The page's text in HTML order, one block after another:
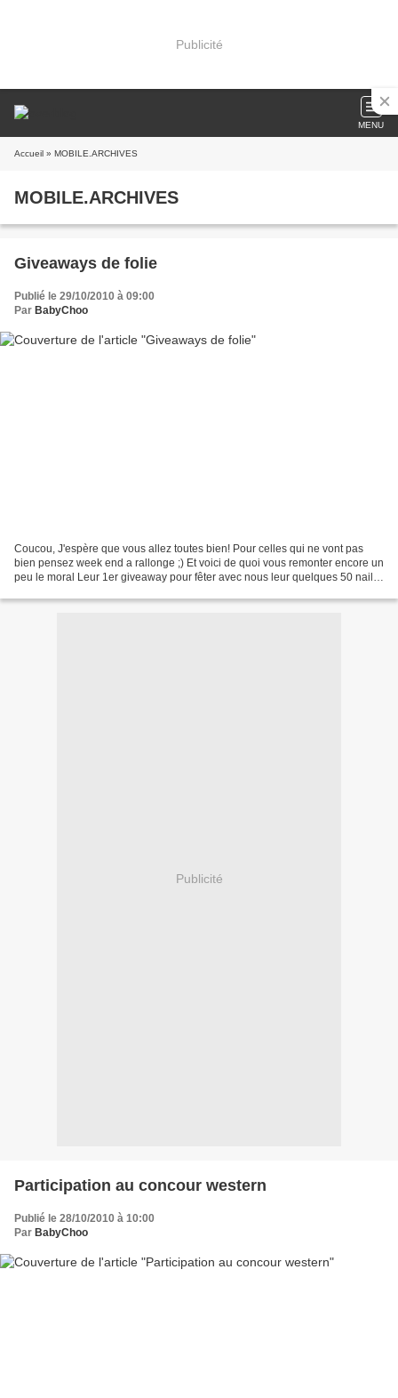
Publicité
MENU
Accueil » MOBILE.ARCHIVES
MOBILE.ARCHIVES
Giveaways de folie
Publié le 29/10/2010 à 09:00
Par BabyChoo
Coucou, J'espère que vous allez toutes bien! Pour celles qui ne vont pas
bien pensez week end a rallonge ;) Et voici de quoi vous remonter encore un
peu le moral Leur 1er giveaway pour fêter avec nous leur quelques 50 nail
Publicité
Participation au concour western
Publié le 28/10/2010 à 10:00
Par BabyChoo